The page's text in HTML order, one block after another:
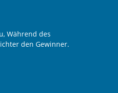
Während des
den Gewinner.